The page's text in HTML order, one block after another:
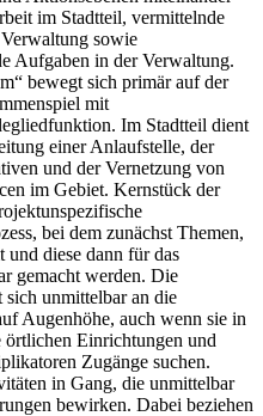
im Stadtteil, vermittelnde
sowie
Aufgaben in der Verwaltung.
bewegt sich primär auf der
mit
Im Stadtteil dient
einer Anlaufstelle, der
und der Vernetzung von
im Gebiet. Kernstück der
bei dem zunächst Themen,
und diese dann für das
gemacht werden. Die
unmittelbar an die
Augenhöhe, auch wenn sie in
Einrichtungen und
Zugänge suchen.
in Gang, die unmittelbar
bewirken. Dabei beziehen